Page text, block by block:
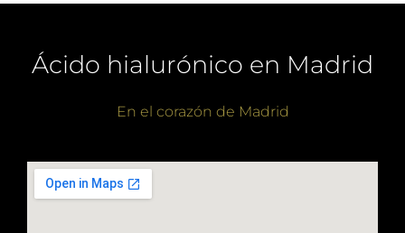
Ácido hialurónico en Madrid
En el corazón de Madrid